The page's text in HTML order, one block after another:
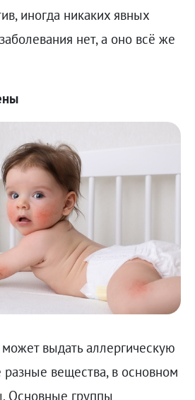
иногда никаких явных
нет, а оно всё же
выдать аллергическую
вещества, в основном
Основные группы